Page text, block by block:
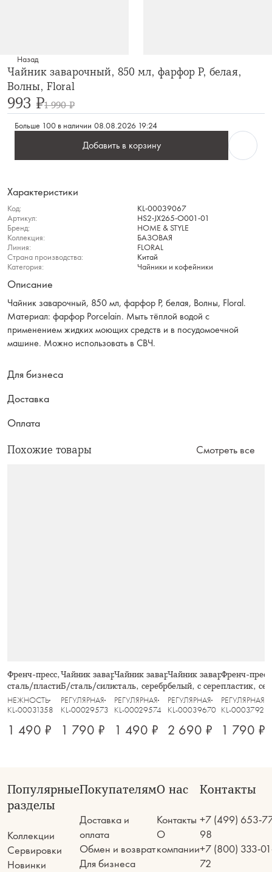
Назад
Чайник заварочный, 850 мл, фарфор P, белая,
Волны, Floral
993 ₽1 990 ₽
Больше 100 в наличии 08.08.2026 19:24
Добавить в корзину
Характеристики
Код:
KL-00039067
Артикул:
HS2-JX265-O001-01
Бренд:
HOME & STYLE
Коллекция:
БАЗОВАЯ
Линия:
FLORAL
Страна производства:
Китай
Категория:
Чайники и кофейники
Описание
Чайник заварочный, 850 мл, фарфор P, белая, Волны, Floral.
Материал: фарфор Рorcelain. Мыть тёплой водой с
применением жидких моющих средств и в посудомоечной
машине. Можно использовать в СВЧ.
Для бизнеса
Доставка
Оплата
Похожие товары Смотреть все
Френч-пресс, 850 мл, стекло Б/
сталь/пластик, молочный, Visual
НЕЖНОСТЬ
KL-00031358
1 490 ₽
Чайник заварочный, 1,2 л, стекло
Б/сталь/силикон, серебристо-
черный, Base black
РЕГУЛЯРНАЯ
KL-00029573
1 790 ₽
Чайник заварочный, 1 л, стекло Б/
сталь, серебристый, Base
РЕГУЛЯРНАЯ
KL-00029574
1 490 ₽
Чайник заварочный, 1 л,
белый, с серебристым
White Platinum
РЕГУЛЯРНАЯ
KL-00039670
2 690 ₽
Френч-
пластик,
РЕГУЛЯРНАЯ
KL-00037928
1 790 ₽
Популярные
разделы
Коллекции
Сервировки
Новинки
Покупателям
Доставка и
оплата
Обмен и возврат
Для бизнеса
О нас
Контакты
О
компании
Контакты
+7 (499) 653-
98
+7 (800) 333-
72